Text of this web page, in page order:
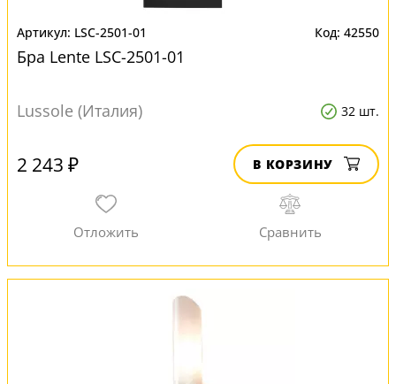
LSC-2501-01 42550
Бра Lente LSC-2501-01
Lussole (Италия) 32 шт.
2 243 ₽ В КОРЗИНУ